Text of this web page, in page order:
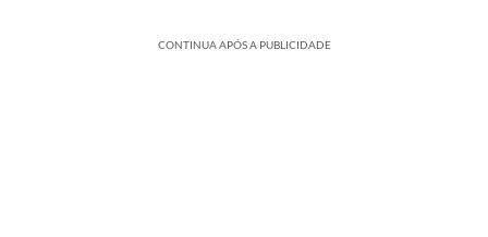
CONTINUA APÓS A PUBLICIDADE